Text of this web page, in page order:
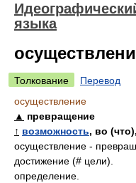
языка
Толкование
Перевод
осуществление
▲ превращение
↑ возможность, во (что),
осуществление -
достижение (# цели).
определение.